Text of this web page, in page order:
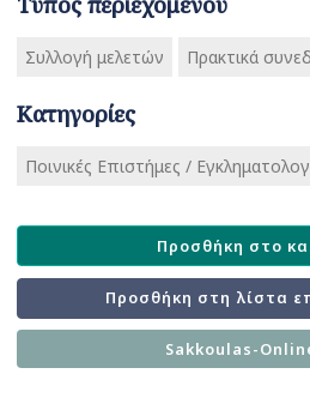
Συλλογή μελετών Πρακτικά
Κατηγορίες
Ποινικές Επιστήμες /
Προσθήκη στο
Προσθήκη στη λίστα
Sakkoulas-